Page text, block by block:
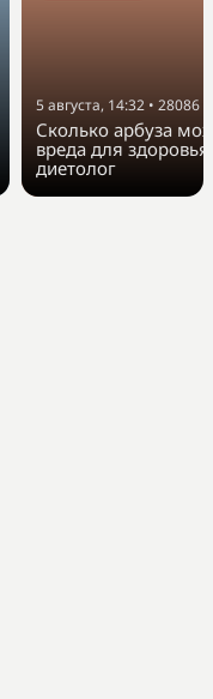
5 августа, 14:32 • 28086
Сколько арбуза
вреда для
диетолог